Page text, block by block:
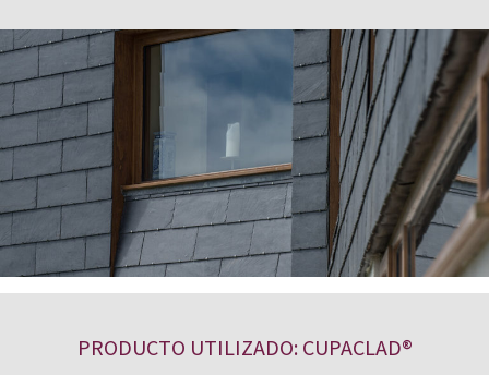
PRODUCTO UTILIZADO: CUPACLAD®